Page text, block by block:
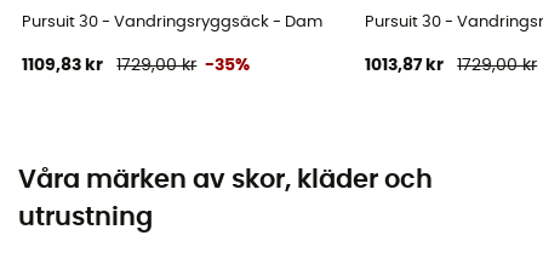
Pursuit 30 - Vandringsryggsäck - Dam
1109,83 kr 1729,00 kr -35%
Pursuit 30 -
1013,87 kr 1729,00 kr
Våra märken av skor, kläder och
utrustning